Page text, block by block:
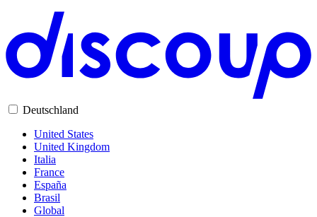
Deutschland
United States
United Kingdom
Italia
France
España
Brasil
Global